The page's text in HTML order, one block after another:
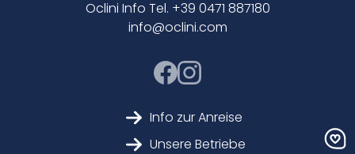
Oclini Info Tel. +39 0471 887180
info@oclini.com
Info zur Anreise
Unsere Betriebe